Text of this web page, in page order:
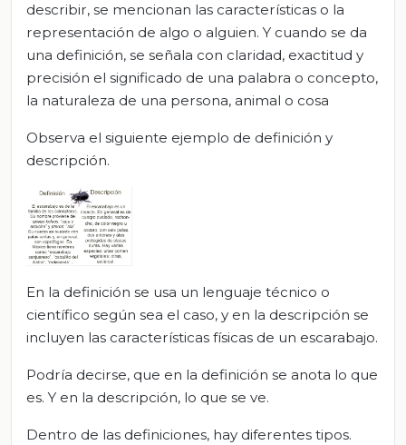
describir, se mencionan las características o la
representación de algo o alguien. Y cuando se da
una definición, se señala con claridad, exactitud y
precisión el significado de una palabra o concepto,
la naturaleza de una persona, animal o cosa
Observa el siguiente ejemplo de definición y
descripción.
En la definición se usa un lenguaje técnico o
científico según sea el caso, y en la descripción se
incluyen las características físicas de un escarabajo.
Podría decirse, que en la definición se anota lo que
es. Y en la descripción, lo que se ve.
Dentro de las definiciones, hay diferentes tipos.